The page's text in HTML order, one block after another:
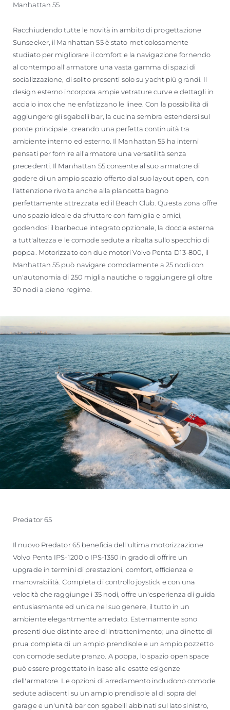
Manhattan 55
Racchiudendo tutte le novità in ambito di progettazione
Sunseeker, il Manhattan 55 è stato meticolosamente
studiato per migliorare il comfort e la navigazione fornendo
al contempo all'armatore una vasta gamma di spazi di
socializzazione, di solito presenti solo su yacht più grandi. Il
design esterno incorpora ampie vetrature curve e dettagli in
acciaio inox che ne enfatizzano le linee. Con la possibilità di
aggiungere gli sgabelli bar, la cucina sembra estendersi sul
ponte principale, creando una perfetta continuità tra
ambiente interno ed esterno. Il Manhattan 55 ha interni
pensati per fornire all'armatore una versatilità senza
precedenti. Il Manhattan 55 consente al suo armatore di
godere di un ampio spazio offerto dal suo layout open, con
l'attenzione rivolta anche alla plancetta bagno
perfettamente attrezzata ed il Beach Club. Questa zona offre
uno spazio ideale da sfruttare con famiglia e amici,
godendosi il barbecue integrato opzionale, la doccia esterna
a tutt'altezza e le comode sedute a ribalta sullo specchio di
poppa. Motorizzato con due motori Volvo Penta D13-800, il
Manhattan 55 può navigare comodamente a 25 nodi con
un'autonomia di 250 miglia nautiche o raggiungere gli oltre
30 nodi a pieno regime.
Predator 65
Il nuovo Predator 65 beneficia dell'ultima motorizzazione
Volvo Penta IPS-1200 o IPS-1350 in grado di offrire un
upgrade in termini di prestazioni, comfort, efficienza e
manovrabilità. Completa di controllo joystick e con una
velocità che raggiunge i 35 nodi, offre un'esperienza di guida
entusiasmante ed unica nel suo genere, il tutto in un
ambiente elegantmente arredato. Esternamente sono
presenti due distinte aree di intrattenimento; una dinette di
prua completa di un ampio prendisole e un ampio pozzetto
con comode sedute pranzo. A poppa, lo spazio open space
può essere progettato in base alle esatte esigenze
dell'armatore. Le opzioni di arredamento includono comode
sedute adiacenti su un ampio prendisole al di sopra del
garage e un'unità bar con sgabelli abbinati sul lato sinistro,